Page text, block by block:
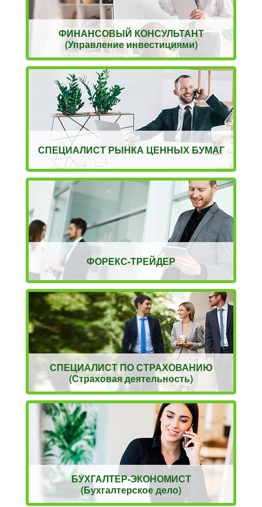
ФИНАНСОВЫЙ КОНСУЛЬТАНТ
(Управление инвестициями)
СПЕЦИАЛИСТ РЫНКА ЦЕННЫХ БУМАГ
ФОРЕКС-ТРЕЙДЕР
СПЕЦИАЛИСТ ПО СТРАХОВАНИЮ
(Страховая деятельность)
БУХГАЛТЕР-ЭКОНОМИСТ
(Бухгалтерское дело)